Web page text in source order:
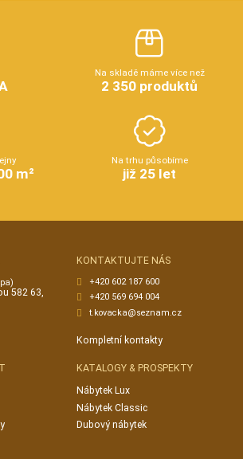
Na skladě máme více než
2 350 produktů
m²
Na trhu působíme
již 25 let
582 63,
KONTAKTUJTE NÁS
+420 602 187 600
+420 569 694 004
t.kovacka@seznam.cz
Kompletní kontakty
KATALOGY & PROSPEKTY
Nábytek Lux
Nábytek Classic
Dubový nábytek